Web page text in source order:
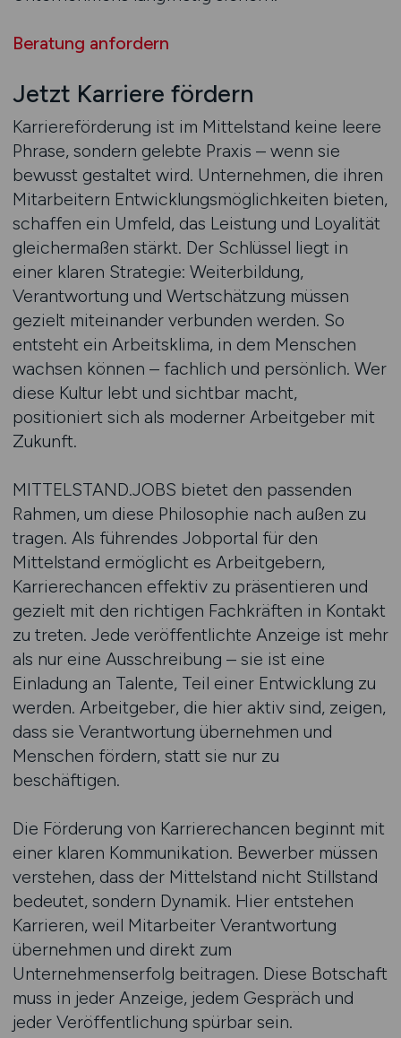
Beratung anfordern
Jetzt Karriere fördern
Karriereförderung ist im Mittelstand keine leere
Phrase, sondern gelebte Praxis – wenn sie
bewusst gestaltet wird. Unternehmen, die ihren
Mitarbeitern Entwicklungsmöglichkeiten bieten,
schaffen ein Umfeld, das Leistung und Loyalität
gleichermaßen stärkt. Der Schlüssel liegt in
einer klaren Strategie: Weiterbildung,
Verantwortung und Wertschätzung müssen
gezielt miteinander verbunden werden. So
entsteht ein Arbeitsklima, in dem Menschen
wachsen können – fachlich und persönlich. Wer
diese Kultur lebt und sichtbar macht,
positioniert sich als moderner Arbeitgeber mit
Zukunft.
MITTELSTAND.JOBS bietet den passenden
Rahmen, um diese Philosophie nach außen zu
tragen. Als führendes Jobportal für den
Mittelstand ermöglicht es Arbeitgebern,
Karrierechancen effektiv zu präsentieren und
gezielt mit den richtigen Fachkräften in Kontakt
zu treten. Jede veröffentlichte Anzeige ist mehr
als nur eine Ausschreibung – sie ist eine
Einladung an Talente, Teil einer Entwicklung zu
werden. Arbeitgeber, die hier aktiv sind, zeigen,
dass sie Verantwortung übernehmen und
Menschen fördern, statt sie nur zu
beschäftigen.
Die Förderung von Karrierechancen beginnt mit
einer klaren Kommunikation. Bewerber müssen
verstehen, dass der Mittelstand nicht Stillstand
bedeutet, sondern Dynamik. Hier entstehen
Karrieren, weil Mitarbeiter Verantwortung
übernehmen und direkt zum
Unternehmenserfolg beitragen. Diese Botschaft
muss in jeder Anzeige, jedem Gespräch und
jeder Veröffentlichung spürbar sein.